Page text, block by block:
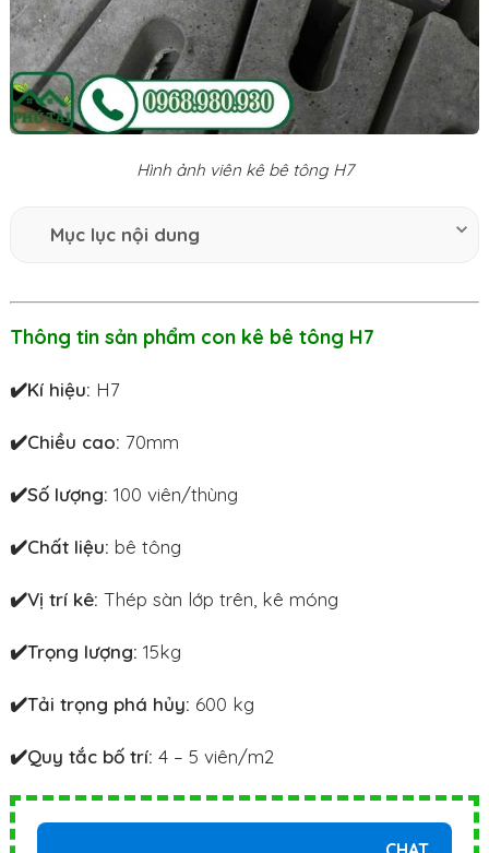
Hình ảnh viên kê bê tông H7
Mục lục nội dung
Thông tin sản phẩm con kê bê tông H7
✔️Kí hiệu: H7
✔️Chiều cao: 70mm
✔️Số lượng: 100 viên/thùng
✔️Chất liệu: bê tông
✔️Vị trí kê: Thép sàn lớp trên, kê móng
✔️Trọng lượng: 15kg
✔️Tải trọng phá hủy: 600 kg
✔️Quy tắc bố trí: 4 – 5 viên/m2